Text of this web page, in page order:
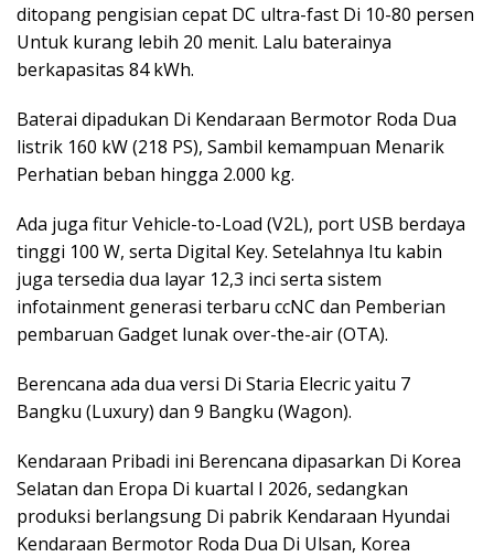
ditopang pengisian cepat DC ultra-fast Di 10-80 persen
Untuk kurang lebih 20 menit. Lalu baterainya
berkapasitas 84 kWh.
Baterai dipadukan Di Kendaraan Bermotor Roda Dua
listrik 160 kW (218 PS), Sambil kemampuan Menarik
Perhatian beban hingga 2.000 kg.
Ada juga fitur Vehicle-to-Load (V2L), port USB berdaya
tinggi 100 W, serta Digital Key. Setelahnya Itu kabin
juga tersedia dua layar 12,3 inci serta sistem
infotainment generasi terbaru ccNC dan Pemberian
pembaruan Gadget lunak over-the-air (OTA).
Berencana ada dua versi Di Staria Elecric yaitu 7
Bangku (Luxury) dan 9 Bangku (Wagon).
Kendaraan Pribadi ini Berencana dipasarkan Di Korea
Selatan dan Eropa Di kuartal I 2026, sedangkan
produksi berlangsung Di pabrik Kendaraan Hyundai
Kendaraan Bermotor Roda Dua Di Ulsan, Korea